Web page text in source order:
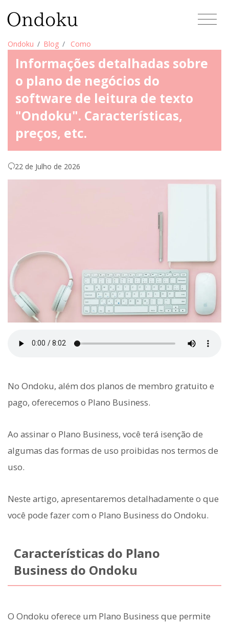
Ondoku Blog Como
Informações detalhadas sobre
o plano de negócios do
software de leitura de texto
"Ondoku". Características,
preços, etc.
22 de Julho de 2026
No Ondoku, além dos planos de membro gratuito e
pago, oferecemos o Plano Business.
Ao assinar o Plano Business, você terá isenção de
algumas das formas de uso proibidas nos termos de
uso.
Neste artigo, apresentaremos detalhadamente o que
você pode fazer com o Plano Business do Ondoku.
Características do Plano
Business do Ondoku
O Ondoku oferece um Plano Business que permite